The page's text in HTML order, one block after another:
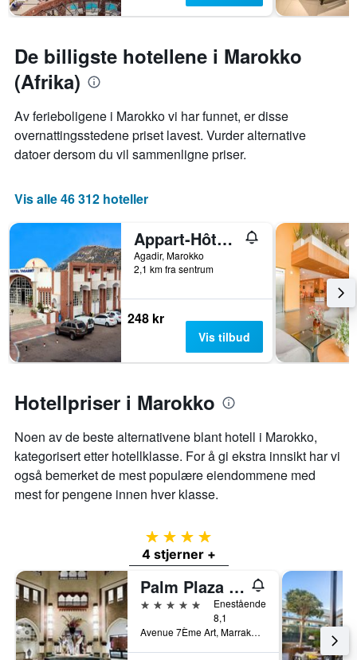
De billigste hotellene i Marokko
(Afrika)
Av ferieboligene i Marokko vi har funnet, er disse
overnattingsstedene priset lavest. Vurder alternative
datoer dersom du vil sammenligne priser.
Vis alle 46 312 hoteller
Appart-Hôtel Tagadirt
Agadir, Marokko
2,1 km fra sentrum
248 kr
Vis tilbud
Hotellpriser i Marokko
Noen av de beste alternativene blant hotell i Marokko,
kategorisert etter hotellklasse. For å gi ekstra innsikt har vi
også bemerket de mest populære eiendommene med
mest for pengene innen hver klasse.
4 stjerner
4 stjerner +
Palm Plaza Marrakech Hotel & Spa
5 stjerner
Enestående
8,1
Avenue 7Ème Art, Marrakech, Marokko